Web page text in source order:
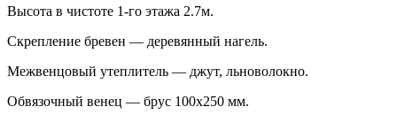
Высота в чистоте 1-го этажа 2.7м.
Скрепление бревен — деревянный нагель.
Межвенцовый утеплитель — джут, льноволокно.
Обвязочный венец — брус 100х250 мм.